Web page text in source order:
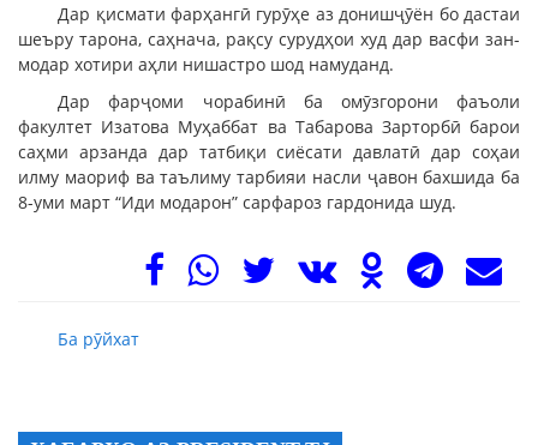
Дар қисмати фарҳангӣ гурӯҳе аз донишҷӯён бо дастаи
шеъру тарона, саҳнача, рақсу сурудҳои худ дар васфи зан-
модар хотири аҳли нишастро шод намуданд.
Дар фарҷоми чорабинӣ ба омӯзгорони фаъоли
факултет Изатова Муҳаббат ва Табарова Зарторбӣ барои
саҳми арзанда дар татбиқи сиёсати давлатӣ дар соҳаи
илму маориф ва таълиму тарбияи насли ҷавон бахшида ба
8-уми март “Иди модарон” сарфароз гардонида шуд.
Ба рӯйхат